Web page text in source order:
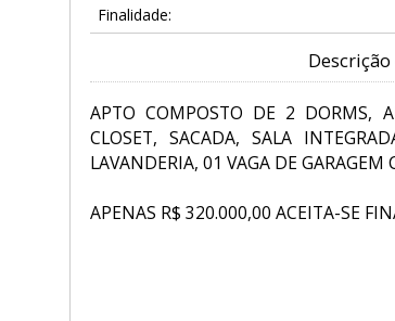
Finalidade:
APTO COMPOSTO DE 2 DORMS,
CLOSET, SACADA, SALA
LAVANDERIA, 01 VAGA DE GARAGEM
APENAS R$ 320.000,00 ACEITA-SE